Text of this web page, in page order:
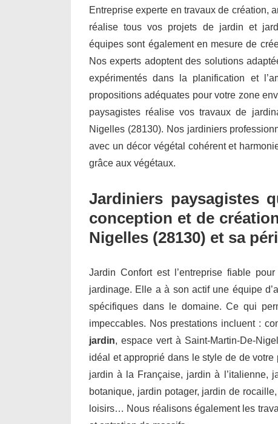
Entreprise experte en travaux de création,
réalise tous vos projets de jardin et
équipes sont également en mesure de
Nos experts adoptent des solutions
expérimentés dans la planification et
propositions adéquates pour votre zone
paysagistes réalise vos travaux de
Nigelles (28130). Nos jardiniers
avec un décor végétal cohérent et
grâce aux végétaux.
Jardiniers paysagistes
conception et de
Nigelles (28130) et sa
Jardin Confort est l’entreprise fiable
jardinage. Elle a à son actif une équipe
spécifiques dans le domaine. Ce qui
impeccables. Nos prestations incluent :
jardin, espace vert à Saint-Martin-De-
idéal et approprié dans le style de de
jardin à la Française, jardin à l’italienne,
botanique, jardin potager, jardin de
loisirs… Nous réalisons également les